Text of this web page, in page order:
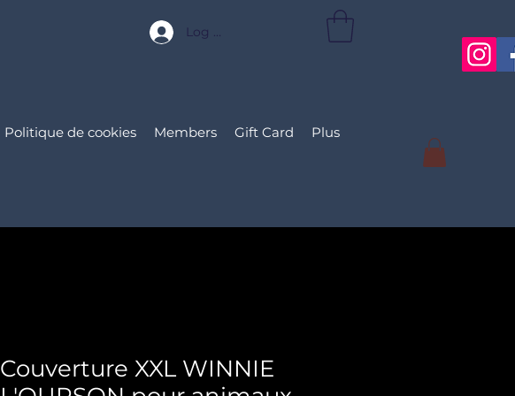
Log In
Politique de cookies Members Gift Card Plus
Couverture XXL WINNIE